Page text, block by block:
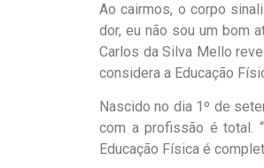
Ao cairmos, o corpo
dor, eu não sou um bom
Carlos da Silva Mello
considera a Educação
Nascido no dia 1º de
com a profissão é total.
Educação Física é